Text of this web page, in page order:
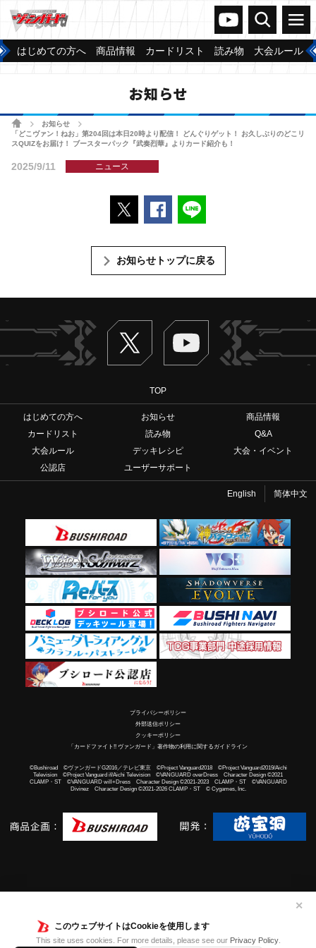
このウェブサイトはCookieを使用します
This site uses cookies. For more details, please see our Privacy Policy.
✕
ヴァンガードch
検索 メニュー
はじめての方へ 商品情報 カードリスト 読み物 大会ルール
お知らせ
ホームお知らせ
「どこヴァン！ねお」第204回は本日20時より配信！ どんぐりゲット！ お久しぶりのどこリ
スQUIZをお届け！ ブースターパック『武奏烈華』よりカード紹介も！
2025/9/11 ニュース
ポストするFacebookでシェアする
お知らせトップに戻る
Twitter ヴァンガードch
TOP
はじめての方へ お知らせ
商品情報
カードリスト
読み物
Q&A
大会ルール
デッキレシピ
大会・イベント
公認店
ユーザーサポート
English 简体中文
プライバシーポリシー
外部送信ポリシー
クッキーポリシー
「カードファイト!! ヴァンガード」著作物の利用に関するガイドライン
©Bushiroad ©ヴァンガードG2016／テレビ東京 ©Project Vanguard2018 ©Project Vanguard2019/Aichi
Television ©Project Vanguard if/Aichi Television ©VANGUARD overDress Character Design ©2021
CLAMP・ST ©VANGUARD will+Dress Character Design ©2021-2023 CLAMP・ST ©VANGUARD
Divinez Character Design ©2021-2026 CLAMP・ST © Cygames, Inc.